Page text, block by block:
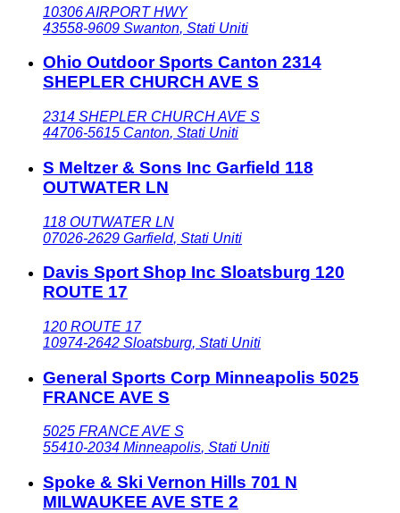
10306 AIRPORT HWY
43558-9609 Swanton, Stati Uniti
Ohio Outdoor Sports Canton 2314
SHEPLER CHURCH AVE S
2314 SHEPLER CHURCH AVE S
44706-5615 Canton, Stati Uniti
S Meltzer & Sons Inc Garfield 118
OUTWATER LN
118 OUTWATER LN
07026-2629 Garfield, Stati Uniti
Davis Sport Shop Inc Sloatsburg 120
ROUTE 17
120 ROUTE 17
10974-2642 Sloatsburg, Stati Uniti
General Sports Corp Minneapolis 5025
FRANCE AVE S
5025 FRANCE AVE S
55410-2034 Minneapolis, Stati Uniti
Spoke & Ski Vernon Hills 701 N
MILWAUKEE AVE STE 2